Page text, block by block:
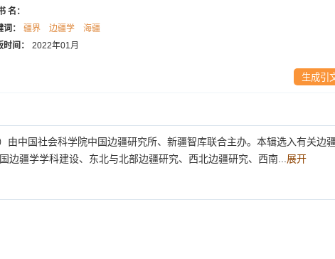
名：
：
疆界 边疆学
海疆
时间：
2022年01月
生成引
由中国社会科学院中国边疆研究所、新疆智库联合主办。本辑选入有关边
边疆学学科建设、东北与北部边疆研究、西北边疆研究、西南... 展开